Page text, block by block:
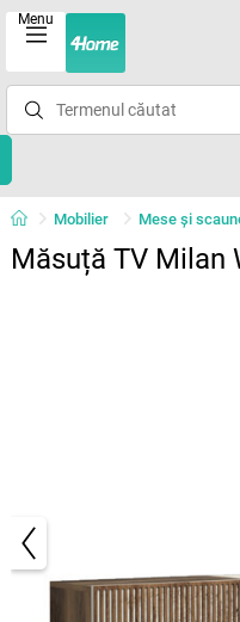
Menu
Mobilier Mese şi
Măsuță TV Milan